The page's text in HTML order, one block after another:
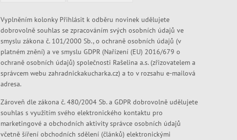
Vyplněním kolonky Přihlásit k odběru novinek udělujete
dobrovolně souhlas se zpracováním svých osobních údajů ve
smyslu zákona č. 101/2000 Sb., o ochraně osobních údajů (v
platném znění) a ve smyslu GDPR (Nařízení (EU) 2016/679 o
ochraně osobních údajů) společnosti Rašelina a.s. (zřizovatelem a
správcem webu zahradnickakucharka.cz) a to v rozsahu e-mailová
adresa.
Zároveň dle zákona č. 480/2004 Sb. a GDPR dobrovolně udělujete
souhlas s využitím svého elektronického kontaktu pro
marketingové a obchodních aktivity správce osobních údajů
včetně šíření obchodních sdělení (článků) elektronickými